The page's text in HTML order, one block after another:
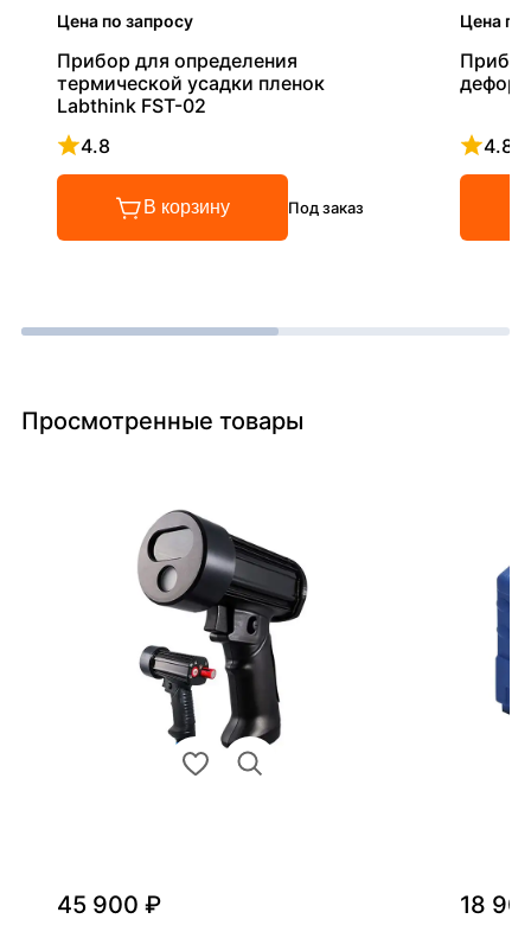
Цена по запросу
Прибор для определения
термической усадки пленок
Labthink FST-02
4.8
Рейтинг 4.8 из 5
В корзину Под заказ
Цена по
4.8
Просмотренные товары
45 900 ₽ 18